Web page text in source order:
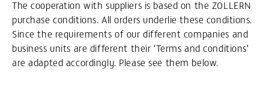
The cooperation with suppliers is based on the ZOLLERN
purchase conditions. All orders underlie these conditions.
Since the requirements of our different companies and
business units are different their 'Terms and conditions'
are adapted accordingly. Please see them below.